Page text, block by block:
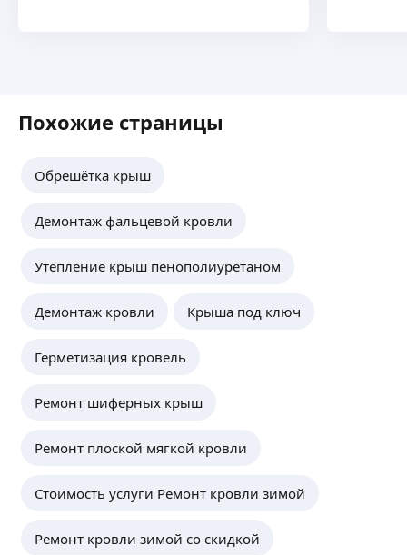
Похожие страницы
Обрешётка крыш
Демонтаж фальцевой кровли
Утепление крыш пенополиуретаном
Демонтаж кровли Крыша под ключ
Герметизация кровель
Ремонт шиферных крыш
Ремонт плоской мягкой кровли
Стоимость услуги Ремонт кровли зимой
Ремонт кровли зимой со скидкой